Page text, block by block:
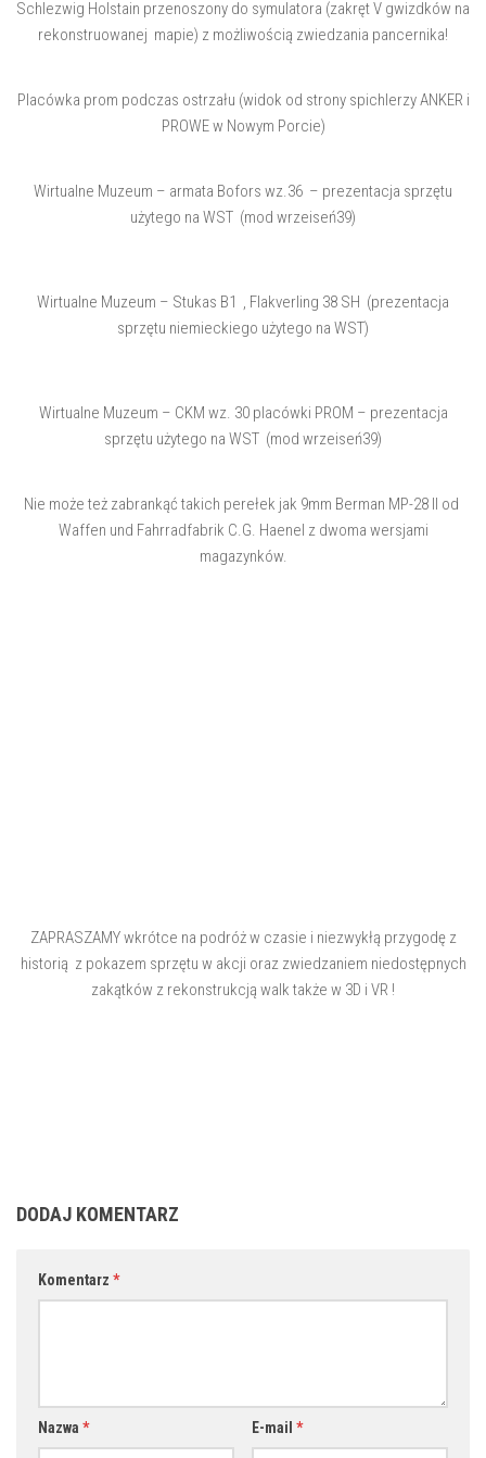
Schlezwig Holstain przenoszony do symulatora (zakręt V gwizdków na
rekonstruowanej mapie) z możliwością zwiedzania pancernika!
Placówka prom podczas ostrzału (widok od strony spichlerzy ANKER i
PROWE w Nowym Porcie)
Wirtualne Muzeum – armata Bofors wz.36 – prezentacja sprzętu
użytego na WST (mod wrzeiseń39)
Wirtualne Muzeum – Stukas B1 , Flakverling 38 SH (prezentacja
sprzętu niemieckiego użytego na WST)
Wirtualne Muzeum – CKM wz. 30 placówki PROM – prezentacja
sprzętu użytego na WST (mod wrzeiseń39)
Nie może też zabrankąć takich perełek jak 9mm Berman MP-28 II od
Waffen und Fahrradfabrik C.G. Haenel z dwoma wersjami
magazynków.
ZAPRASZAMY wkrótce na podróż w czasie i niezwykłą przygodę z
historią z pokazem sprzętu w akcji oraz zwiedzaniem niedostępnych
zakątków z rekonstrukcją walk także w 3D i VR !
DODAJ KOMENTARZ
Komentarz *
Nazwa * E-mail *